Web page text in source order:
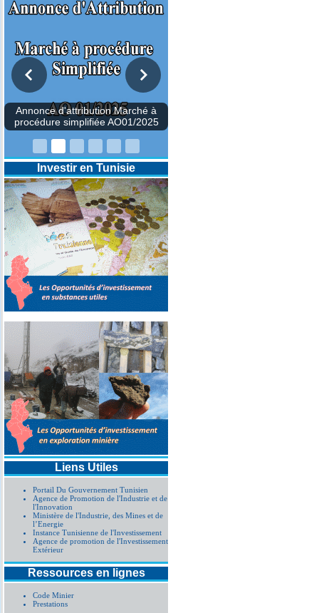
Annonce d'attribution Marché à
procédure simplifiée AO01/2025
Investir en Tunisie
Liens Utiles
Portail Du Gouvernement Tunisien
Agence de Promotion de l'Industrie et de
l'Innovation
Ministère de l'Industrie, des Mines et de
l’Energie
Instance Tunisienne de l'Investissement
Agence de promotion de l'Investissement
Extérieur
Ressources en lignes
Code Minier
Prestations